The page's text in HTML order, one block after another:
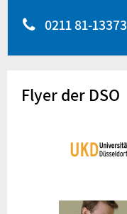
0211 81-13373
Flyer der DSO